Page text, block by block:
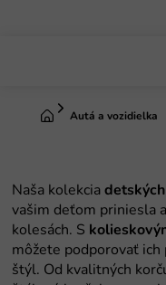
DomovAutá a vozidielka